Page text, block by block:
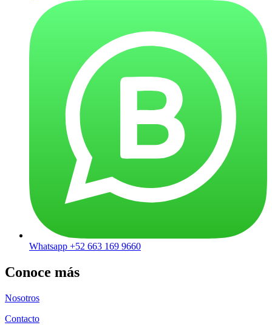
Whatsapp +52 663 169 9660
Conoce más
Nosotros
Contacto